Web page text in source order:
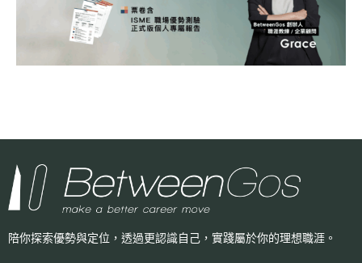
陪你探索優勢與定位，透過更認識自己， 實踐屬於你的理想職涯。